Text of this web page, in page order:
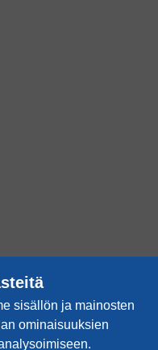
sisällön ja mainosten
ominaisuuksien